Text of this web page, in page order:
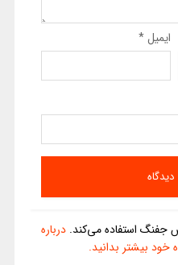
ایمیل*
جفنگ استفاده می‌کند. درباره
بیشتر بدانید.